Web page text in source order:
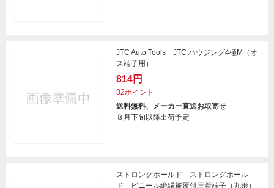
JTC Auto Tools JTC ハウジング4極M（オ
ス端子用）
814円
82ポイント
送料無料、メーカー直送お取寄せ
８月下旬以降出荷予定
ストロングホールド ストロングホール
ド ビニール絶縁被覆付圧着端子（丸形）